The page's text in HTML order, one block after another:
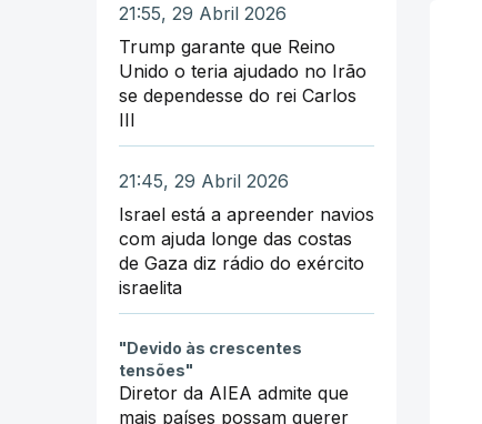
21:55, 29 Abril 2026
Trump garante que Reino
Unido o teria ajudado no Irão
se dependesse do rei Carlos
III
21:45, 29 Abril 2026
Israel está a apreender navios
com ajuda longe das costas
de Gaza diz rádio do exército
israelita
"Devido às crescentes
tensões"
Diretor da AIEA admite que
mais países possam querer